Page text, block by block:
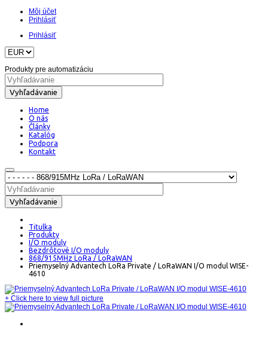
Môj účet
Prihlásiť
Prihlásiť
Produkty pre automatizáciu
Vyhľadávanie
Home
O nás
Články
Katalóg
Podpora
Kontakt
Vyhľadávanie
Titulka
Produkty
I/O moduly
Bezdrôtové I/O moduly
868/915MHz LoRa / LoRaWAN
Priemyselný Advantech LoRa Private / LoRaWAN I/O modul WISE-
4610
+ Click here to view full picture